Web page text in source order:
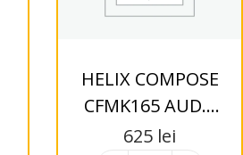
HELIX COMPOSE
CFMK165 AUD.1
Inele adaptoare
625 lei